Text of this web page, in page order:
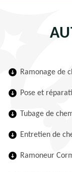
Ramonage de
Pose et
Tubage de
Entretien de
Ramoneur